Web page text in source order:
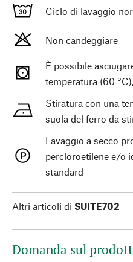
Ciclo di lavaggio
Non candeggiare
È possibile
temperatura (60
Stiratura con una
suola del ferro da
Lavaggio a secco
percloroetilene e/o
standard
Altri articoli di SUITE702
Domanda sul